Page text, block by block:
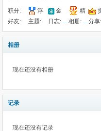
积分:
-91
浮
云:
金
钱:202
精
华:--
献:--
好友:
10
主题:
39
日志:-- 相册: -- 分
相册
现在还没有相册
记录
现在还没有记录